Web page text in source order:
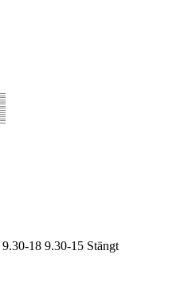
9.30-18 9.30-15 Stängt